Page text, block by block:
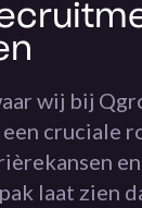
wij bij
cruciale
laat zien